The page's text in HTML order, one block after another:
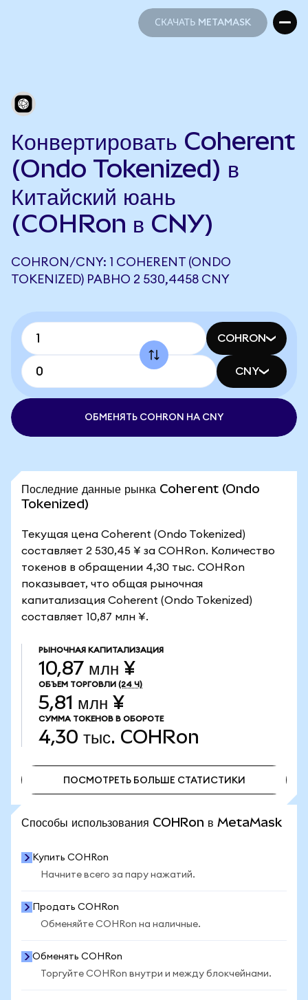
СКАЧАТЬ METAMASK
Конвертировать Coherent
(Ondo Tokenized) в
Китайский юань
(COHRon в CNY)
COHRON/CNY: 1 COHERENT (ONDO
TOKENIZED) РАВНО 2 530,4458 CNY
COHRON
CNY
ОБМЕНЯТЬ COHRON НА CNY
Последние данные рынка Coherent (Ondo
Tokenized)
Текущая цена Coherent (Ondo Tokenized)
составляет 2 530,45 ¥ за COHRon. Количество
токенов в обращении 4,30 тыс. COHRon
показывает, что общая рыночная
капитализация Coherent (Ondo Tokenized)
составляет 10,87 млн ¥.
РЫНОЧНАЯ КАПИТАЛИЗАЦИЯ
10,87 млн ¥
ОБЪЕМ ТОРГОВЛИ (24 Ч)
5,81 млн ¥
СУММА ТОКЕНОВ В ОБОРОТЕ
4,30 тыс. COHRon
ПОСМОТРЕТЬ БОЛЬШЕ СТАТИСТИКИ
Способы использования COHRon в MetaMask
Купить COHRon
Начните всего за пару нажатий.
Продать COHRon
Обменяйте COHRon на наличные.
Обменять COHRon
Торгуйте COHRon внутри и между блокчейнами.